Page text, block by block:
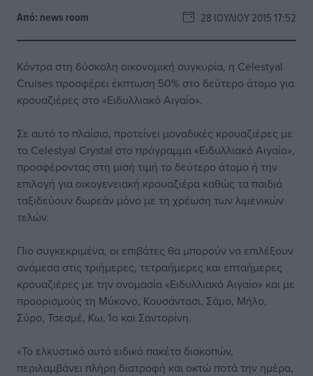
Από: news room 28 ΙΟΥΛΊΟΥ 2015 17:52
Κόντρα στη δύσκολη οικονομική συγκυρία, η Celestyal
Cruises προσφέρει έκπτωση 50% στο δεύτερο άτομο για
κρουαζιέρες στο «Ειδυλλιακό Αιγαίο».
Σε αυτό το πλαίσιο, προτείνει μοναδικές κρουαζιέρες με
το Celestyal Crystal στο πρόγραμμα «Ειδυλλιακό Αιγαίο»,
προσφέροντας στη μισή τιμή το δεύτερο άτομο ή την
επιλογή για οικογενειακή κρουαζιέρα καθώς τα παιδιά
ταξιδεύουν δωρεάν μόνο με τη χρέωση των λιμενικών
τελών.
Πιο συγκεκριμένα, οι επιβάτες θα μπορούν να επιλέξουν
ανάμεσα στις τριήμερες, τετραήμερες και επταήμερες
κρουαζιέρες με την ονομασία «Ειδυλλιακό Αιγαίο» και με
προορισμούς τη Μύκονο, Κουσάντασι, Σάμο, Μήλο,
Σύρο, Τσεσμέ, Κω, Ίο και Σαντορίνη.
«Το ελκυστικό αυτό ειδικό πακέτο διακοπών,
περιλαμβάνει πλήρη διατροφή και οκτώ ποτά την ημέρα,